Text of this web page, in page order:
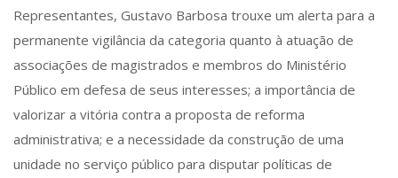
Representantes, Gustavo Barbosa trouxe um alerta para a
permanente vigilância da categoria quanto à atuação de
associações de magistrados e membros do Ministério
Público em defesa de seus interesses; a importância de
valorizar a vitória contra a proposta de reforma
administrativa; e a necessidade da construção de uma
unidade no serviço público para disputar políticas de